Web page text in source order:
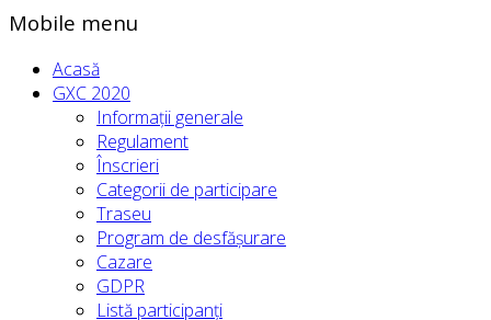
Mobile menu
Acasă
GXC 2020
Informații generale
Regulament
Înscrieri
Categorii de participare
Traseu
Program de desfășurare
Cazare
GDPR
Listă participanți